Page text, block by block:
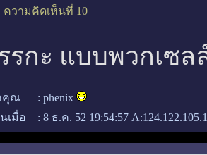
ความคิดเห็นที่ 10
รกะ แบบพวกเซ
คุณ : phenix
เมื่อ
: 8 ธ.ค. 52 19:54:57